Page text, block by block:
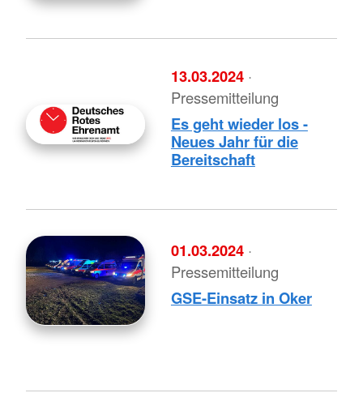
13.03.2024 ·
Pressemitteilung
Es geht wieder los -
Neues Jahr für die
Bereitschaft
01.03.2024 ·
Pressemitteilung
GSE-Einsatz in Oker